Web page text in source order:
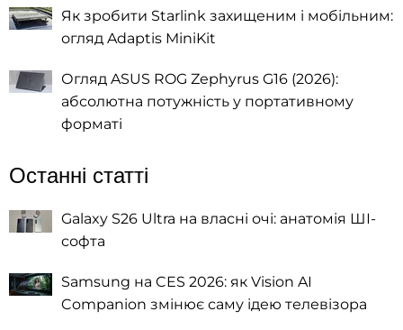
Як зробити Starlink захищеним і мобільним:
огляд Adaptis MiniKit
Огляд ASUS ROG Zephyrus G16 (2026):
абсолютна потужність у портативному
форматі
Останні статті
Galaxy S26 Ultra на власні очі: анатомія ШІ-
софта
Samsung на CES 2026: як Vision AI
Companion змінює саму ідею телевізора